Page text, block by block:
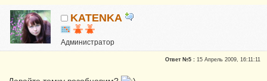
KATENKA
Администратор
Почетные участники
Репутация:
Ответ №5 :15 Апрель 2009, 16:11:11